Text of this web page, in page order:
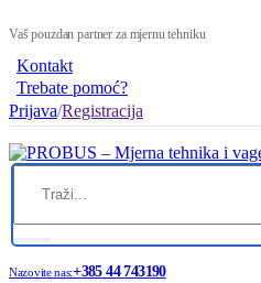
Vaš pouzdan partner za mjernu tehniku
Kontakt
Trebate pomoć?
Prijava/Registracija
Nazovite nas:+385 44 743190